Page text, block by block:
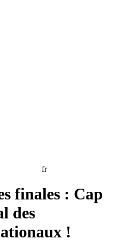
fr
finales : Cap
des
!